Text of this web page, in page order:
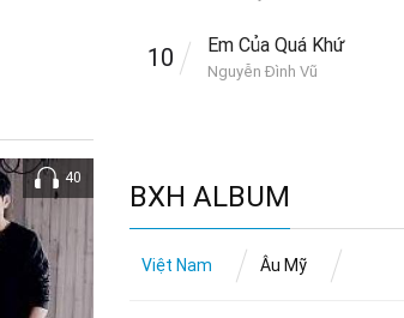
40
10 Em Của Quá Khứ
Nguyễn Đình Vũ
BXH ALBUM
Việt Nam Âu Mỹ